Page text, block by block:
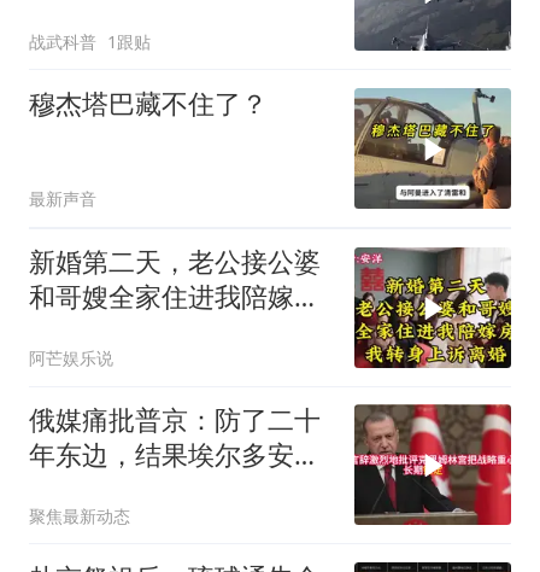
战武科普 1跟贴
穆杰塔巴藏不住了？
最新声音
新婚第二天，老公接公婆
和哥嫂全家住进我陪嫁房
阿芒娱乐说
俄媒痛批普京：防了二十
年东边，结果埃尔多安把
聚焦最新动态